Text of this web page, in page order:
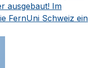
ausgebaut! Im
FernUni Schweiz ein